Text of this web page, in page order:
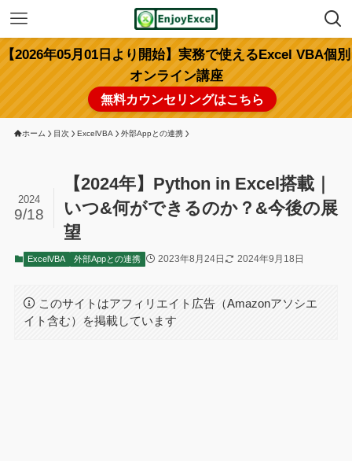
【2026年05月01日より開始】実務で使えるExcel VBA個別
オンライン講座
無料カウンセリングはこちら
ホーム 目次 ExcelVBA 外部Appとの連携
【2024年】Python in Excel搭載｜
いつ&何ができるのか？&今後の展
望
2024
9/18
ExcelVBA 外部Appとの連携 2023年8月24日 2024年9月18日
このサイトはアフィリエイト広告（Amazonアソシエ
イト含む）を掲載しています